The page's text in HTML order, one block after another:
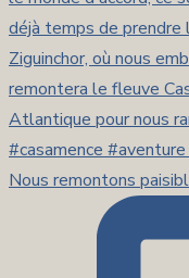
Nous remontons